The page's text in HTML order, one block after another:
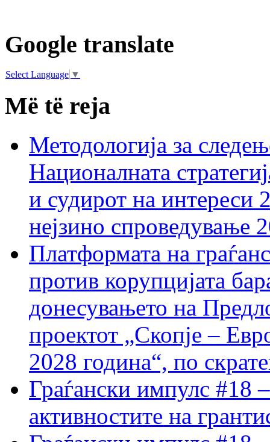
Google translate
Select Language ▼
Më të reja
Методологија за
Националната
и судирот на интереси
нејзино спроведување
Платформата на
против корупцијата
донесувањето на
проектот „Скопје –
2028 година“, по
Граѓански импулс #18
активностите на